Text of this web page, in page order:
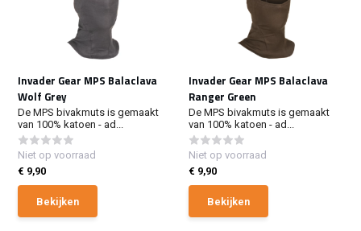
Invader Gear MPS Balaclava
Wolf Grey
De MPS bivakmuts is gemaakt
van 100% katoen - ad...
Niet op voorraad
€ 9,90
Bekijken
Invader Gear MPS Balaclava
Ranger Green
De MPS bivakmuts is gemaakt
van 100% katoen - ad...
Niet op voorraad
€ 9,90
Bekijken